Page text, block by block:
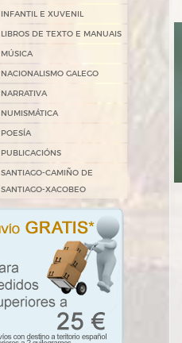
INFANTIL E XUVENIL
LIBROS DE TEXTO E MANUAIS
MÚSICA
NACIONALISMO GALEGO
NARRATIVA
NUMISMÁTICA
POESÍA
PUBLICACIÓNS
SANTIAGO-CAMIÑO DE
SANTIAGO-XACOBEO